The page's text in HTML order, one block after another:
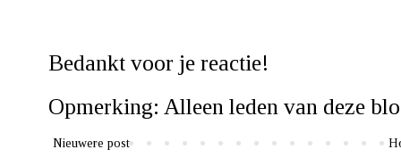
Bedankt voor je reactie!
Opmerking: Alleen leden van deze
Nieuwere post